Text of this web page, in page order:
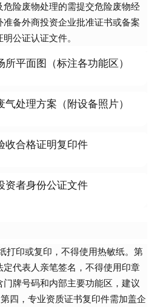
险废物处理的需提交危险废物经
备外商投资企业批准证书或备案
公证认证文件。
平面图（标注各功能区）
处理方案（附设备照片）
收合格证明复印件
资者身份公证文件
打印或复印，不得使用热敏纸。第
代表人亲笔签名，不得使用印章
牌号码和内部主要功能区，建议
四，专业资质证书复印件需加盖企